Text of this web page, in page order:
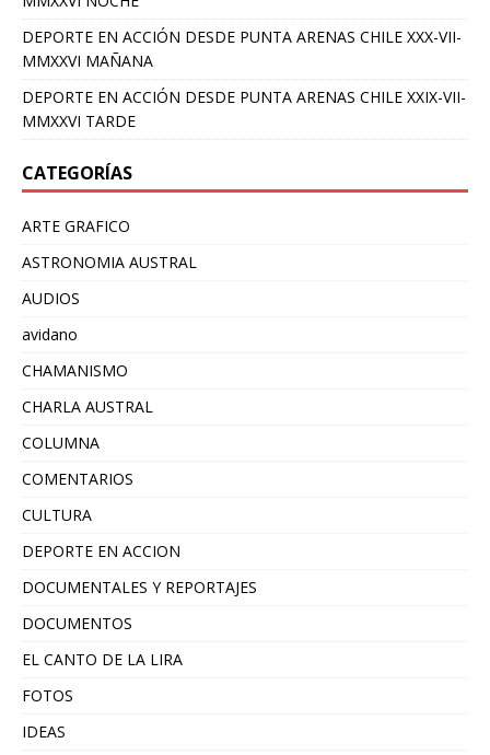
DEPORTE EN ACCIÓN DESDE PUNTA ARENAS CHILE XXX-VII-
MMXXVI MAÑANA
DEPORTE EN ACCIÓN DESDE PUNTA ARENAS CHILE XXIX-VII-
MMXXVI TARDE
CATEGORÍAS
ARTE GRAFICO
ASTRONOMIA AUSTRAL
AUDIOS
avidano
CHAMANISMO
CHARLA AUSTRAL
COLUMNA
COMENTARIOS
CULTURA
DEPORTE EN ACCION
DOCUMENTALES Y REPORTAJES
DOCUMENTOS
EL CANTO DE LA LIRA
FOTOS
IDEAS